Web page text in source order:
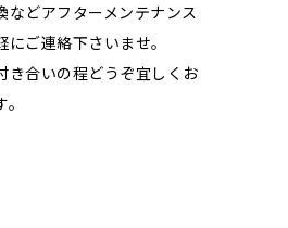
などアフターメンテナンス
ご連絡下さいませ。
き合いの程どうぞ宜しくお